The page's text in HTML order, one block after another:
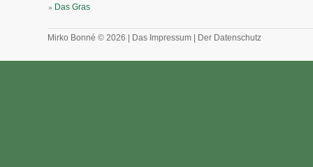
» Das Gras
Mirko Bonné © 2026 | Das Impressum Der Datenschutz